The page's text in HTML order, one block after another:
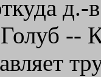
--